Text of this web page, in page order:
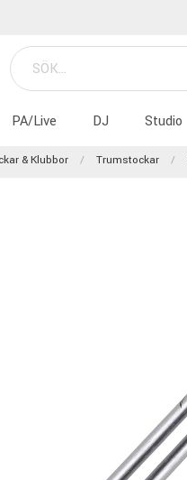
PA/Live DJ Studio
& Klubbor Trumstockar